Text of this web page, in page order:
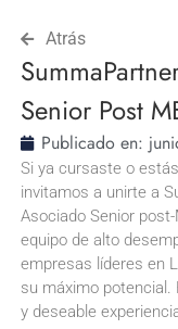
Atrás
Senior Post
Publicado en:
Si ya cursaste o
invitamos a unirte a
Asociado Senior
equipo de alto
empresas líderes en
su máximo potencial.
y deseable